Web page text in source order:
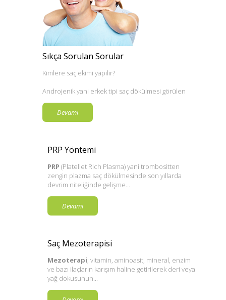
Sıkça Sorulan Sorular
Kimlere saç ekimi yapılır?
Androjenik yani erkek tipi saç dökülmesi görülen
Devamı
PRP Yöntemi
PRP (Platellet Rich Plasma) yani trombositten
zengin plazma saç dökülmesinde son yıllarda
devrim niteliğinde gelişme...
Devamı
Saç Mezoterapisi
Mezoterapi; vitamin, aminoasit, mineral, enzim
ve bazı ilaçların karışım haline getirilerek deri veya
yağ dokusunun...